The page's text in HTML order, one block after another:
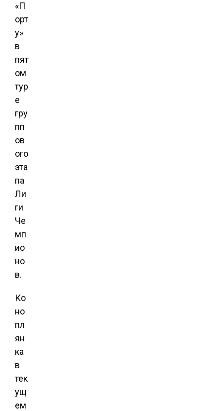
«П
орт
у»
в
пят
ом
тур
е
гру
пп
ов
ого
эта
па
Ли
ги
Че
мп
ио
но
в.
Ко
но
пл
ян
ка
в
тек
ущ
ем